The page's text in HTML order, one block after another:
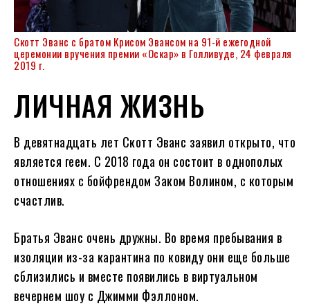
Скотт Эванс с братом Крисом Эвансом на 91-й ежегодной
церемонии вручения премии «Оскар» в Голливуде, 24 февраля
2019 г.
ЛИЧНАЯ ЖИЗНЬ
В девятнадцать лет Скотт Эванс заявил открыто, что
является геем. С 2018 года он состоит в однополых
отношениях с бойфрендом Заком Волином, с которым
счастлив.
Братья Эванс очень дружны. Во время пребывания в
изоляции из-за карантина по ковиду они еще больше
сблизились и вместе появились в виртуальном
вечернем шоу с Джимми Фэллоном.